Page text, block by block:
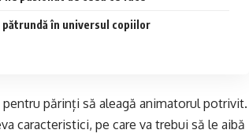
pătrundă în universul copiilor
părinți să aleagă animatorul potrivit.
caracteristici, pe care va trebui să le aibă